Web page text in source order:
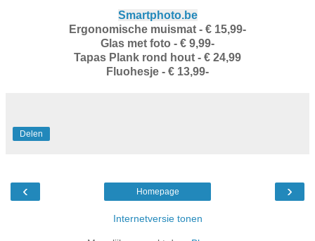
Smartphoto.be
Ergonomische muismat - € 15,99-
Glas met foto - € 9,99-
Tapas Plank rond hout - € 24,99
Fluohesje - € 13,99-
Delen
‹ ›
Homepage
Internetversie tonen